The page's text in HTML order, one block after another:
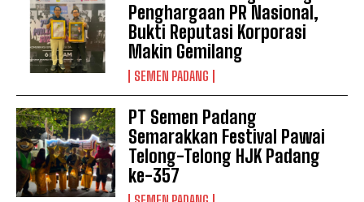
Penghargaan PR Nasional,
Bukti Reputasi Korporasi
Makin Gemilang
SEMEN PADANG
PT Semen Padang
Semarakkan Festival Pawai
Telong-Telong HJK Padang
ke-357